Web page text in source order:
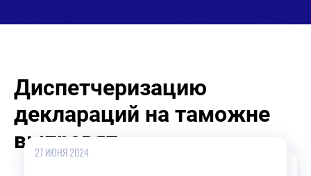
Диспетчеризацию
деклараций на таможне
выправят
27 ИЮНЯ 2024